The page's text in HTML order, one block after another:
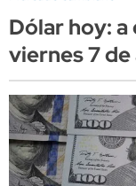
Dólar hoy:
viernes 7